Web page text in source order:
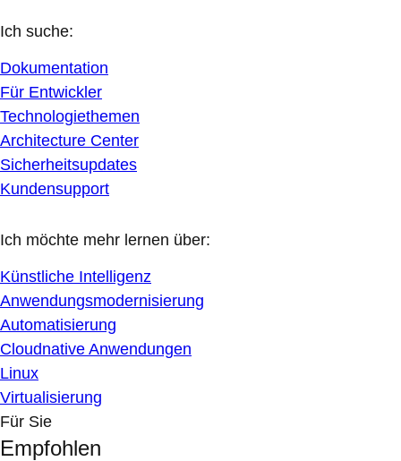
Ich suche:
Dokumentation
Für Entwickler
Technologiethemen
Architecture Center
Sicherheitsupdates
Kundensupport
Ich möchte mehr lernen über:
Künstliche Intelligenz
Anwendungsmodernisierung
Automatisierung
Cloudnative Anwendungen
Linux
Virtualisierung
Für Sie
Empfohlen